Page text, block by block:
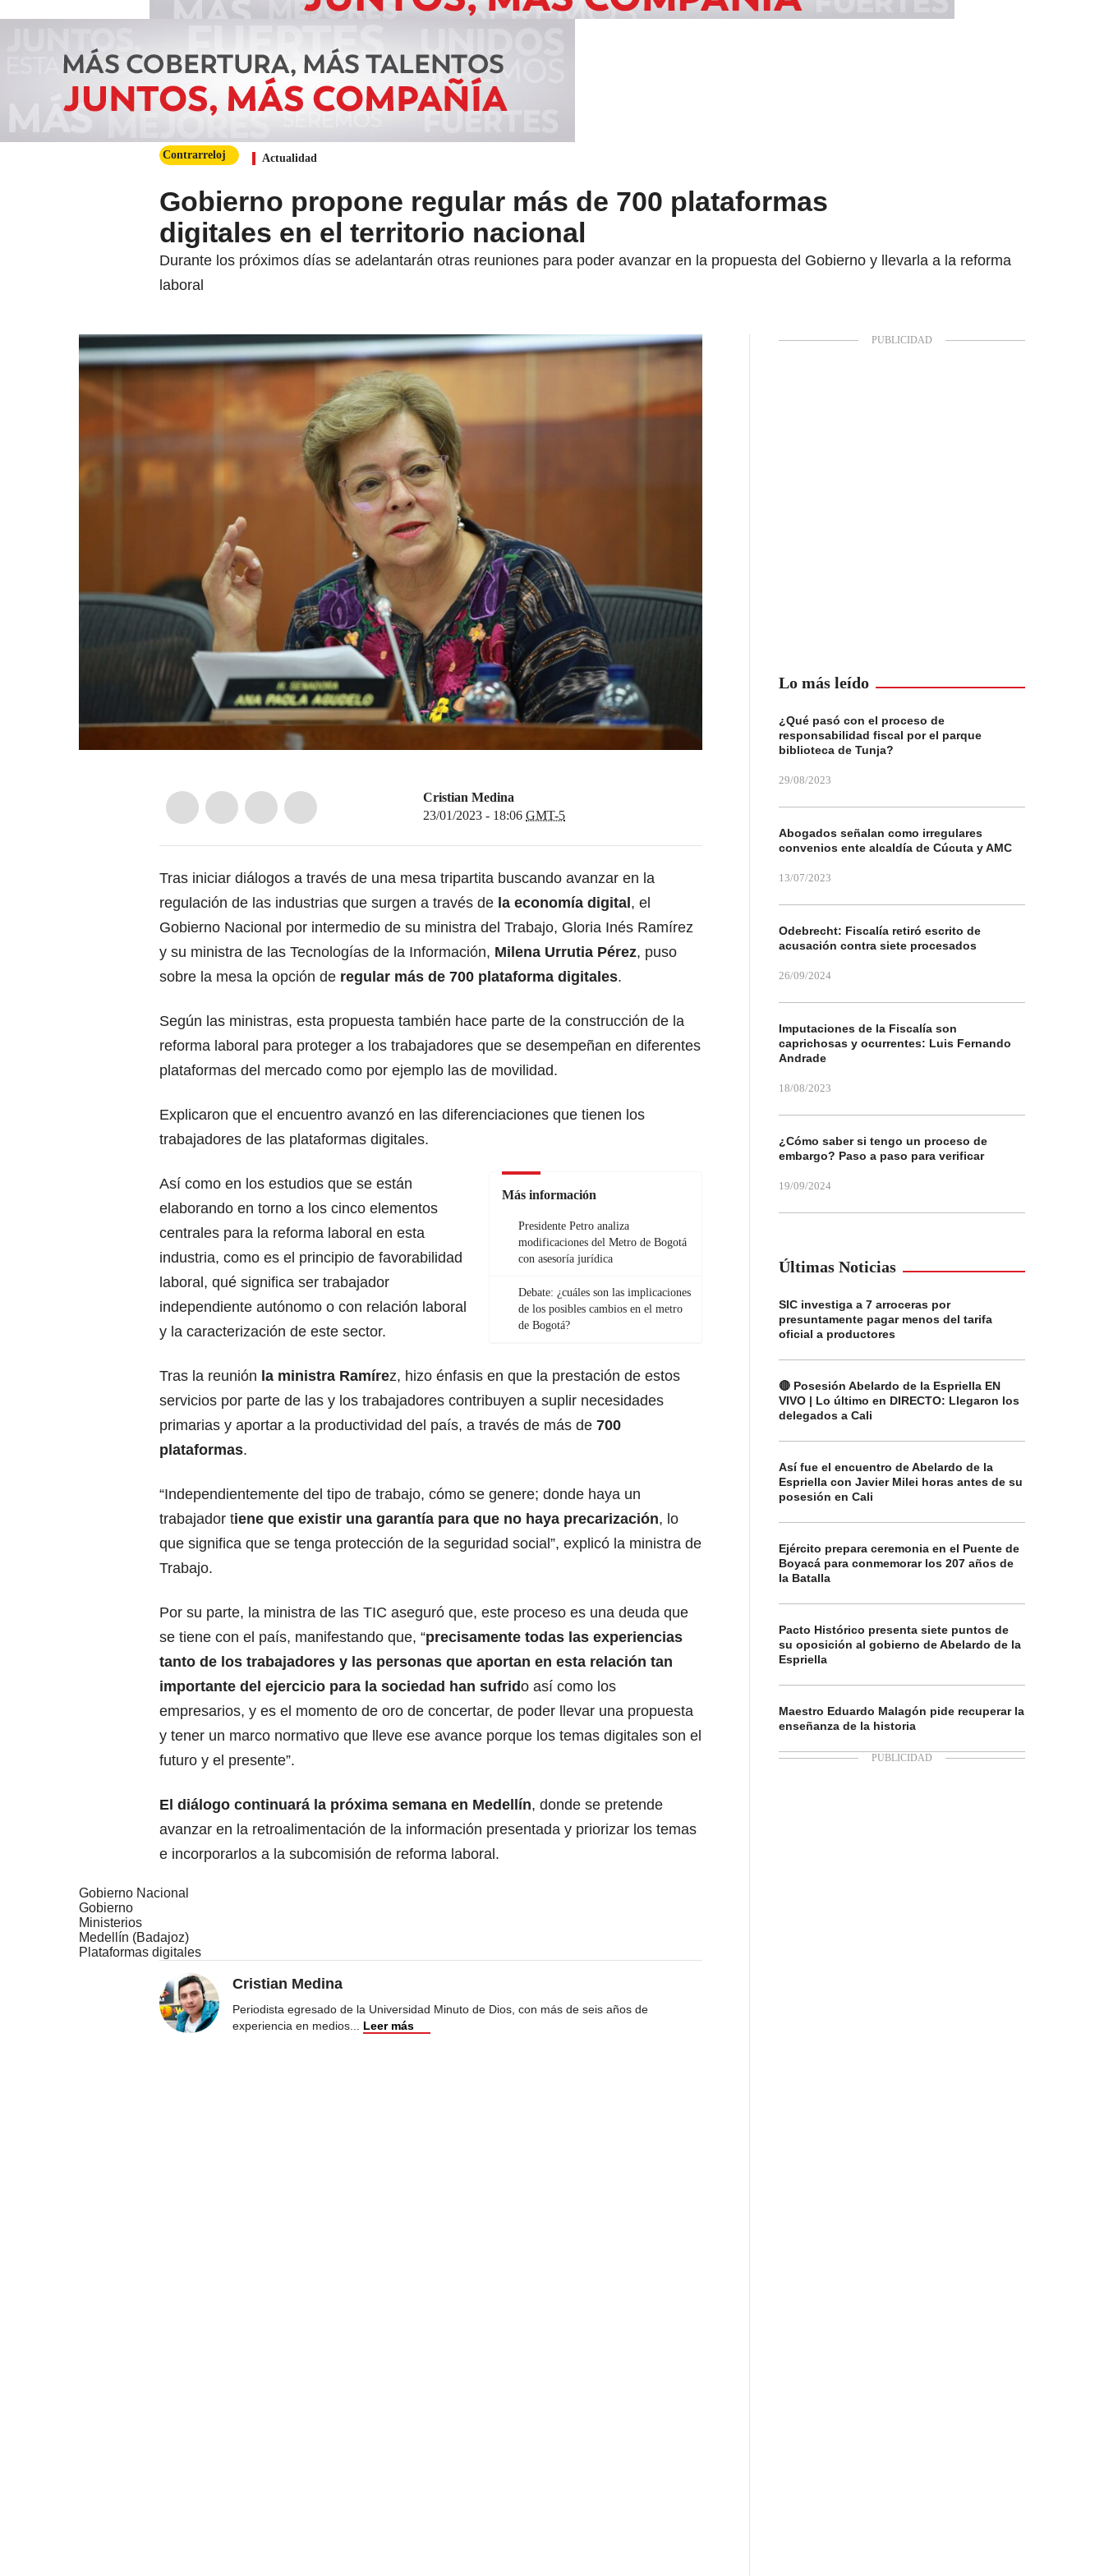
Contrarreloj Actualidad
Gobierno propone regular más de 700 plataformas
digitales en el territorio nacional
Durante los próximos días se adelantarán otras reuniones para poder avanzar en la propuesta del Gobierno y llevarla a la reforma
laboral
Cristian Medina
23/01/2023 - 18:06 GMT-5
Tras iniciar diálogos a través de una mesa tripartita buscando avanzar en la
regulación de las industrias que surgen a través de la economía digital , el
Gobierno Nacional por intermedio de su ministra del Trabajo, Gloria Inés Ramírez
y su ministra de las Tecnologías de la Información, Milena Urrutia Pérez, puso
sobre la mesa la opción de regular más de 700 plataforma digitales.
Según las ministras, esta propuesta también hace parte de la construcción de la
reforma labora l para proteger a los trabajadores que se desempeñan en diferentes
plataformas del mercado como por ejemplo las de movilidad.
Explicaron que el encuentro avanzó en las diferenciaciones que tienen los
trabajadores de las plataformas digitales.
Más información
Presidente Petro analiza
modificaciones del Metro de Bogotá
con asesoría jurídica
Debate: ¿cuáles son las implicaciones
de los posibles cambios en el metro
de Bogotá?
Así como en los estudios que se están
elaborando en torno a los cinco elementos
centrales para la reforma laboral en esta
industria, como es el principio de favorabilidad
laboral, qué significa ser trabajador
independiente autónomo o con relación laboral
y la caracterización de este sector.
Tras la reunión la ministra Ramírez, hizo énfasis en que la prestación de estos
servicios por parte de las y los trabajadores contribuyen a suplir necesidades
primarias y aportar a la productividad del país, a través de más de 700
plataformas.
“Independientemente del tipo de trabajo, cómo se genere; donde haya un
trabajador tiene que existir una garantía para que no haya precarización, lo
que significa que se tenga protección de la seguridad social”, explicó la ministra de
Trabajo.
Por su parte, la ministra de las TIC aseguró que, este proceso es una deuda que
se tiene con el país, manifestando que, “precisamente todas las experiencias
tanto de los trabajadores y las personas que aportan en esta relación tan
importante del ejercicio para la sociedad han sufrido así como los
empresarios, y es el momento de oro de concertar, de poder llevar una propuesta
y tener un marco normativo que lleve ese avance porque los temas digitales son el
futuro y el presente”.
El diálogo continuará la próxima semana en Medellín, donde se pretende
avanzar en la retroalimentación de la información presentada y priorizar los temas
e incorporarlos a la subcomisión de reforma laboral.
Gobierno Nacional
Gobierno
Ministerios
Medellín (Badajoz)
Plataformas digitales
Cristian Medina
Periodista egresado de la Universidad Minuto de Dios, con más de seis años de
experiencia en medios
Leer más
Lo más leído
¿Qué pasó con el proceso de
responsabilidad fiscal por el parque
biblioteca de Tunja?
29/08/2023
Abogados señalan como irregulares
convenios ente alcaldía de Cúcuta y AMC
13/07/2023
Odebrecht: Fiscalía retiró escrito de
acusación contra siete procesados
26/09/2024
Imputaciones de la Fiscalía son
caprichosas y ocurrentes: Luis Fernando
Andrade
18/08/2023
¿Cómo saber si tengo un proceso de
embargo? Paso a paso para verificar
19/09/2024
Últimas Noticias
SIC investiga a 7 arroceras por
presuntamente pagar menos del tarifa
oficial a productores
🔴 Posesión Abelardo de la Espriella EN
VIVO | Lo último en DIRECTO: Llegaron los
delegados a Cali
Así fue el encuentro de Abelardo de la
Espriella con Javier Milei horas antes de su
posesión en Cali
Ejército prepara ceremonia en el Puente de
Boyacá para conmemorar los 207 años de
la Batalla
Pacto Histórico presenta siete puntos de
su oposición al gobierno de Abelardo de la
Espriella
Maestro Eduardo Malagón pide recuperar la
enseñanza de la historia